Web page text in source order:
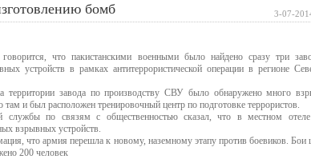
бомб
говорится, что пакистанскими военными было найдено сразу три
устройств в рамках антитеррористической операции в регионе
территории завода по производству СВУ было обнаружено много
там и был расположен тренировочный центр по подготовке террористов.
службы по связям с общественностью сказал, что в местном
взрывных устройств.
что армия перешла к новому, наземному этапу против боевиков. Бои
200 человек
3-07-